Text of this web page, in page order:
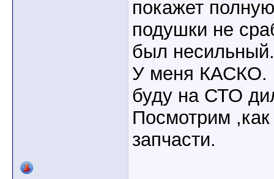
покажет
подушки не
был несильный.
У меня КАСКО.
буду на СТО
Посмотрим
запчасти.